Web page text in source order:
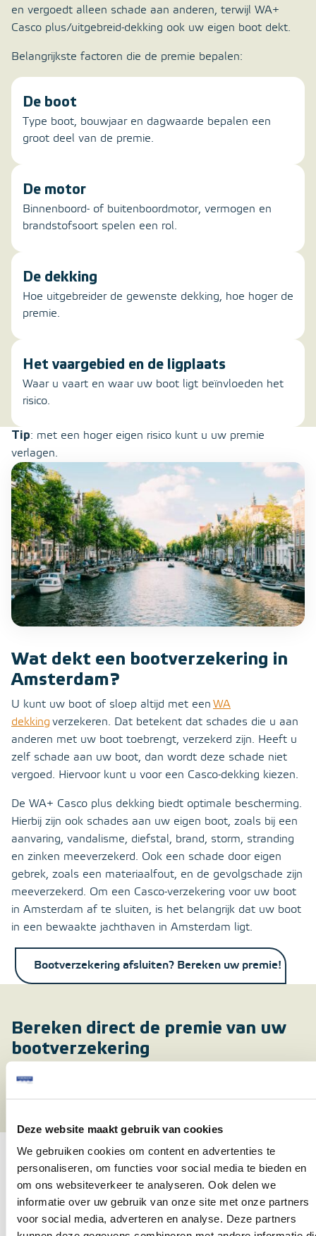
Deze website maakt gebruik van cookies
We gebruiken cookies om content en advertenties te
personaliseren, om functies voor social media te bieden en
om ons websiteverkeer te analyseren. Ook delen we
informatie over uw gebruik van onze site met onze partners
voor social media, adverteren en analyse. Deze partners
en vergoedt alleen schade aan anderen, terwijl WA+
Casco plus/uitgebreid-dekking ook uw eigen boot dekt.
Belangrijkste factoren die de premie bepalen:
De boot
Type boot, bouwjaar en dagwaarde bepalen een
groot deel van de premie.
De motor
Binnenboord- of buitenboordmotor, vermogen en
brandstofsoort spelen een rol.
De dekking
Hoe uitgebreider de gewenste dekking, hoe hoger de
premie.
Het vaargebied en de ligplaats
Waar u vaart en waar uw boot ligt beïnvloeden het
risico.
Tip: met een hoger eigen risico kunt u uw premie
verlagen.
Wat dekt een bootverzekering in
Amsterdam?
U kunt uw boot of sloep altijd met een WA
dekking verzekeren. Dat betekent dat schades die u aan
anderen met uw boot toebrengt, verzekerd zijn. Heeft u
zelf schade aan uw boot, dan wordt deze schade niet
vergoed. Hiervoor kunt u voor een Casco-dekking kiezen.
De WA+ Casco plus dekking biedt optimale bescherming.
Hierbij zijn ook schades aan uw eigen boot, zoals bij een
aanvaring, vandalisme, diefstal, brand, storm, stranding
en zinken meeverzekerd. Ook een schade door eigen
gebrek, zoals een materiaalfout, en de gevolgschade zijn
meeverzekerd. Om een Casco-verzekering voor uw boot
in Amsterdam af te sluiten, is het belangrijk dat uw boot
in een bewaakte jachthaven in Amsterdam ligt.
Bootverzekering afsluiten? Bereken uw premie!
Bereken direct de premie van uw
bootverzekering
Waarom een bootverzekering
afsluiten voor een sloep in
Amsterdam?
Amsterdam is niet alleen een prachtige stad, maar ook
een drukke stad. Zowel in de straten als op het water.